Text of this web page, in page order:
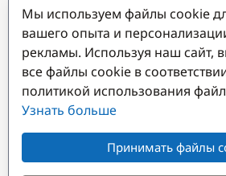
Доступ про
Стать партнером
Популярные направления
Мы используем файлы cookie
вашего опыта и
рекламы. Используя наш сайт,
все файлы cookie в
политикой использования
Узнать больше
Принимать файлы